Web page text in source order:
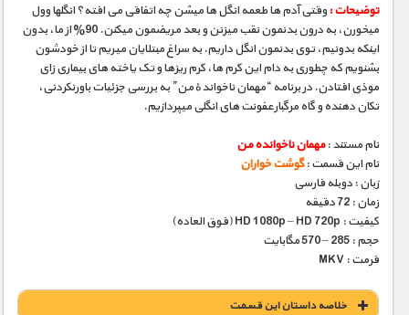
توضیحات : وقتی آدم ها طعمه انگل ها میشن چه اتفاقی می افته؟ انگلها وول
میخورن، به درون بدنمون نقب میزنن و بعد مریضمون میکنن. 90% از ما، بدون
اینکه بدونیم، توی بدنمون انگل داریم. به سراغ مبتلایان میریم تا از خودشون
بشنویم که چطوری به دام این کرم ها، کرم ریزها و تک یاخته های بیماری زای
موذی افتادن. در برنامه “مهمان ناخواندهٔ من” به بررسی جزئیات باورنکردنی،
تکان دهنده و گاه مرگبارعفونت های انگلی میپردازیم.
نام مستند :مهمان ناخوانده من
نام این قسمت :گوشت خواران
زبان : دوبله فارسی
زمان : 72 دقیقه
کیفیت : HD 1080p – HD 720p (فوق العاده)
حجم : 285 – 570 مگابایت
فرمت : MKV
خلاصه داستان این قسمت